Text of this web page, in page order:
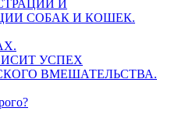
И
СОБАК И КОШЕК.
УСПЕХ
ВМЕШАТЕЛЬСТВА.